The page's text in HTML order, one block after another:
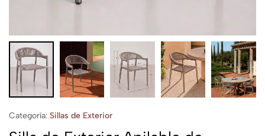
Categoría: Sillas de Exterior